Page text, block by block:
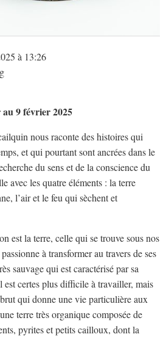
à 13:26
9 février 2025
nous raconte des histoires qui
et qui pourtant sont ancrées dans le
du sens et de la conscience du
avec les quatre éléments : la terre
l’air et le feu qui sèchent et
est la terre, celle qui se trouve sous nos
à transformer au travers de ses
sauvage qui est caractérisé par sa
certes plus difficile à travailler, mais
qui donne une vie particulière aux
terre très organique composée de
pyrites et petits cailloux, dont la